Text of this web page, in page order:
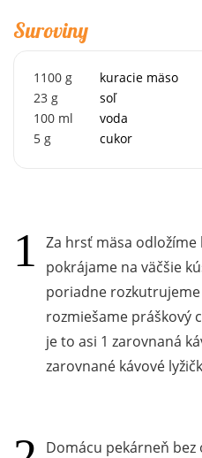
Suroviny
1100 g
kuracie mäso
23 g
soľ
100 ml
voda
5 g cukor
Za hrsť mäsa
pokrájame na väčšie
poriadne
rozmiešame práškový
je to asi 1 zarovnaná
zarovnané kávové
Domácu pekárneň